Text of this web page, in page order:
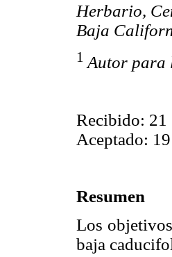
Herbario,
Baja
1 Autor para
Recibido: 21
Aceptado:
Resumen
Los
baja